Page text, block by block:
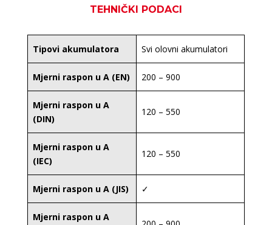
TEHNIČKI PODACI
Tipovi akumulatora Svi olovni akumulatori
Mjerni raspon u A (EN) 200 – 900
Mjerni raspon u A
(DIN)
120 – 550
Mjerni raspon u A
(IEC)
120 – 550
Mjerni raspon u A (JIS) ✓
Mjerni raspon u A